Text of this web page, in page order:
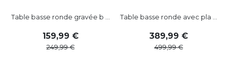
Table basse ronde gravée b ...
159,99
249,99
Table basse ronde avec pla ...
389,99
499,99